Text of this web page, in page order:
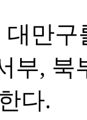
만
부,
다.